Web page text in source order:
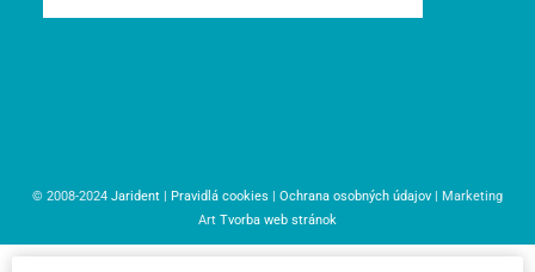
© 2008-2024 Jarident Pravidlá cookies Ochrana osobných údajov | Marketing
Art Tvorba web stránok